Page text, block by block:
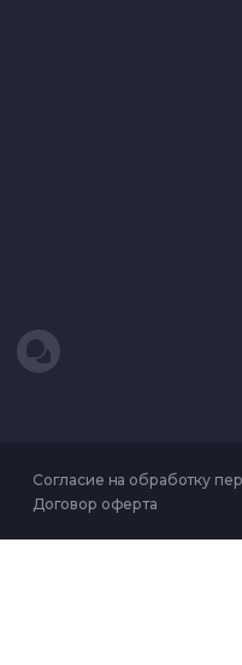
Согласие на обработку
Договор оферта